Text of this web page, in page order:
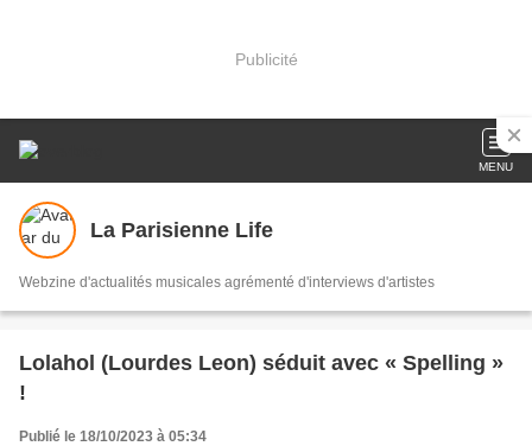
Publicité
MENU
La Parisienne Life
Webzine d'actualités musicales agrémenté d'interviews d'artistes
Lolahol (Lourdes Leon) séduit avec « Spelling »
!
Publié le 18/10/2023 à 05:34